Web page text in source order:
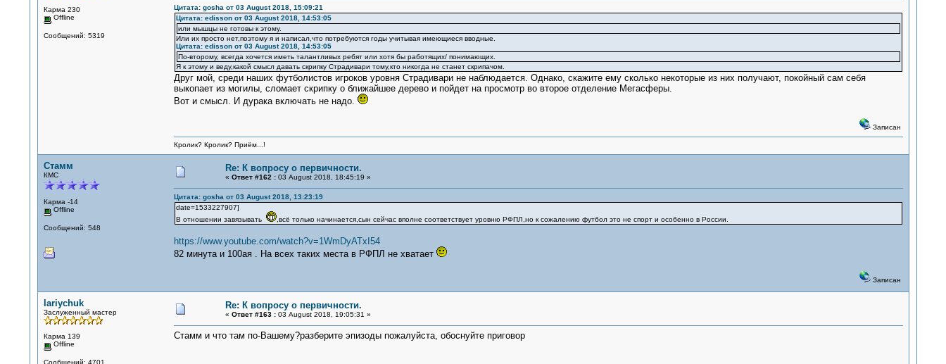
Карма 230
Offline
Сообщений: 5319
Цитата: gosha от 03 August 2018, 15:09:21
Цитата: edisson от 03 August 2018, 14:53:05
или мышцы не готовы к этому.
Или их просто нет,поэтому я и написал,что потребуются годы учитывая имеющиеся вводные.
Цитата: edisson от 03 August 2018, 14:53:05
По-второму, всегда хочется иметь талантливых ребят или хотя бы работящих/ понимающих.
Я к этому и веду,какой смысл давать скрипку Страдивари тому,кто никогда не станет скрипачом.
Друг мой, среди наших футболистов игроков уровня Страдивари не наблюдается. Однако, скажите ему сколько некоторые из них получают, покойный сам себя
выкопает из могилы, сломает скрипку о ближайшее дерево и пойдет на просмотр во второе отделение Мегасферы.
Вот и смысл. И дурака включать не надо.
Записан
Кролик? Кролик? Приём...!
Стамм
КМС
Карма -14
Offline
Сообщений: 548
Re: К вопросу о первичности.
« Ответ #162 :03 August 2018, 18:45:19 »
Цитата: gosha от 03 August 2018, 13:23:19
date=1533227907]
В отношении завязывать
,всё только начинается,сын сейчас вполне соответствует уровню РФПЛ,но к сожалению футбол это не спорт и особенно в России.
https://www.youtube.com/watch?v=1WmDyATxI54
82 минута и 100ая . На всех таких места в РФПЛ не хватает
Записан
lariychuk
Заслуженный мастер
Карма 139
Offline
Сообщений: 4701
Re: К вопросу о первичности.
« Ответ #163 :03 August 2018, 19:05:31 »
Стамм и что там по-Вашему?разберите эпизоды пожалуйста, обоснуйте приговор